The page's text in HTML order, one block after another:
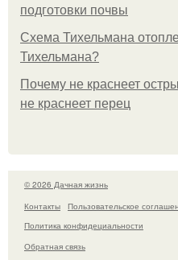
подготовки почвы
Схема Тихельмана
Тихельмана?
Почему не краснеет
не краснеет перец
© 2026 Дачная жизнь
Контакты
Пользовательское
Политика конфидециальности
Обратная связь